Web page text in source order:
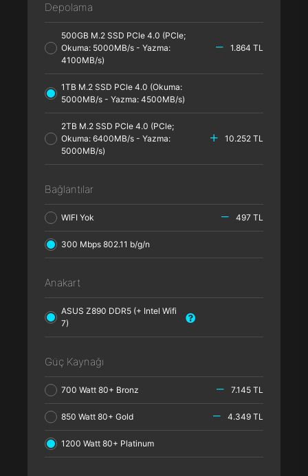
Depolama
500GB M.2 SSD PCle 4.0 (PCle;
Okuma: 5000MB/s - Yazma:
4100MB/s)
1.864 TL
1TB M.2 SSD PCle 4.0 (Okuma:
5000MB/s - Yazma: 4500MB/s)
2TB M.2 SSD PCle 4.0 (PCle;
Okuma: 6400MB/s - Yazma:
5000MB/s)
10.252 TL
Bağlantılar
WIFI Yok 497 TL
300 Mbps 802.11 b/g/n
Anakart
ASUS Z890 DDR5 (+ Intel Wifi
7)
Güç Kaynağı
700 Watt 80+ Bronz 7.145 TL
850 Watt 80+ Gold 4.349 TL
1200 Watt 80+ Platinum